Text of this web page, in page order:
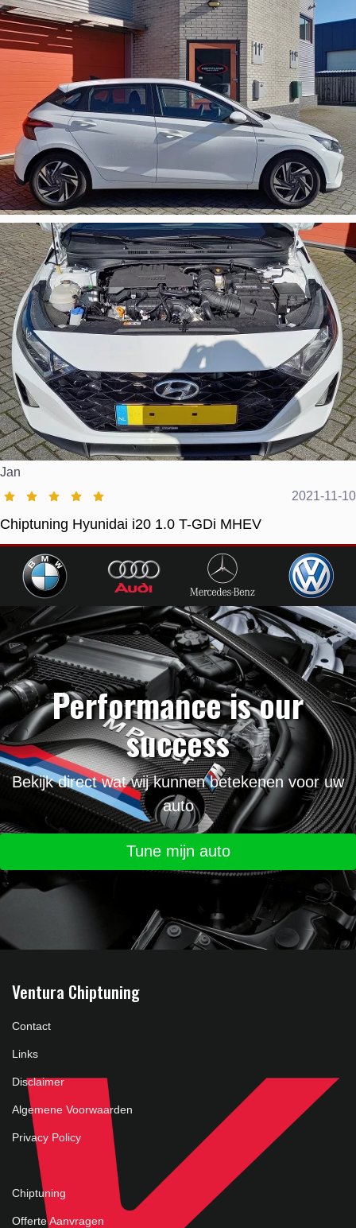
Jan
2021-11-10
Chiptuning Hyunidai i20 1.0 T-GDi MHEV
Performance is our
success
Bekijk direct wat wij kunnen betekenen voor uw
auto
Tune mijn auto
Ventura Chiptuning
Contact
Links
Disclaimer
Algemene Voorwaarden
Privacy Policy
Chiptuning
Offerte Aanvragen